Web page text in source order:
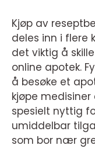
Kjøp av
deles inn i flere
det viktig å
online apotek.
å besøke et
kjøpe
spesielt nyttig
umiddelbar
som bor nær